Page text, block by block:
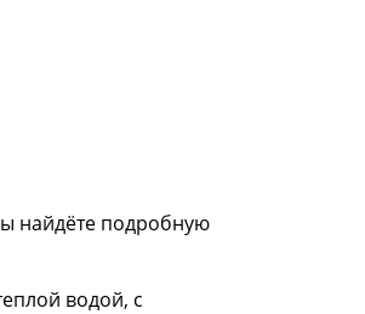
найдёте подробную
водой, с